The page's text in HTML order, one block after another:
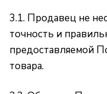
3.1. Продавец не
точность и
предоставляемой
товара.